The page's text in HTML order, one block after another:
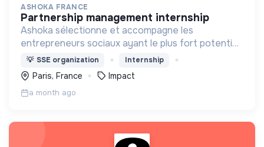
ASHOKA FRANCE
partnership management internship
Ashoka sélectionne et accompagne les
entrepreneurs sociaux ayant le plus fort potentiel
de générer un impact systémique, dans plus de 90
pays.
💡 SSE organization Internship
Paris, France Impact
a month ago